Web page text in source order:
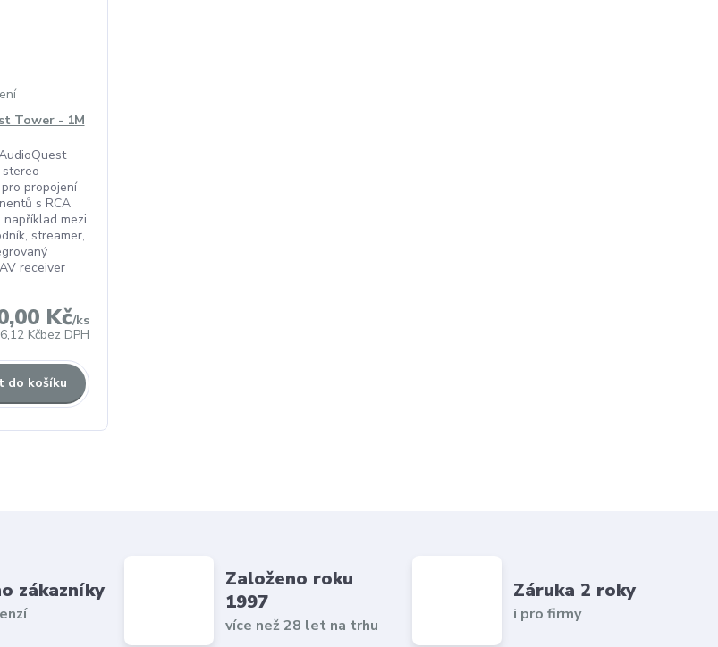
Tower - 1M
propojení
s RCA
mezi
streamer,
receiver
Kč/ks
Kčbez DPH
do košíku
zákazníky
Založeno roku
1997
více než 28 let na trhu
Záruka 2 roky
i pro firmy